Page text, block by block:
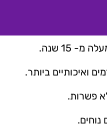
15 שנה.
ואיכותיים ביותר.
פשרות.
נוחים.